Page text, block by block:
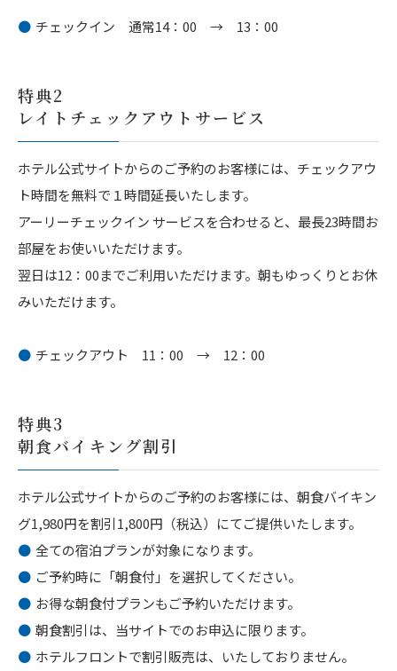
チェックイン 通常14：00 → 13：00
特典2
レイトチェックアウトサービス
ホテル公式サイトからのご予約のお客様には、チェックアウ
ト時間を無料で１時間延長いたします。
アーリーチェックイン サービスを合わせると、最長23時間お
部屋をお使いいただけます。
翌日は12：00までご利用いただけます。朝もゆっくりとお休
みいただけます。
チェックアウト 11：00 → 12：00
特典3
朝食バイキング割引
ホテル公式サイトからのご予約のお客様には、朝食バイキン
グ1,980円を割引1,800円（税込）にてご提供いたします。
全ての宿泊プランが対象になります。
ご予約時に「朝食付」を選択してください。
お得な朝食付プランもご予約いただけます。
朝食割引は、当サイトでのお申込に限ります。
ホテルフロントで割引販売は、いたしておりません。